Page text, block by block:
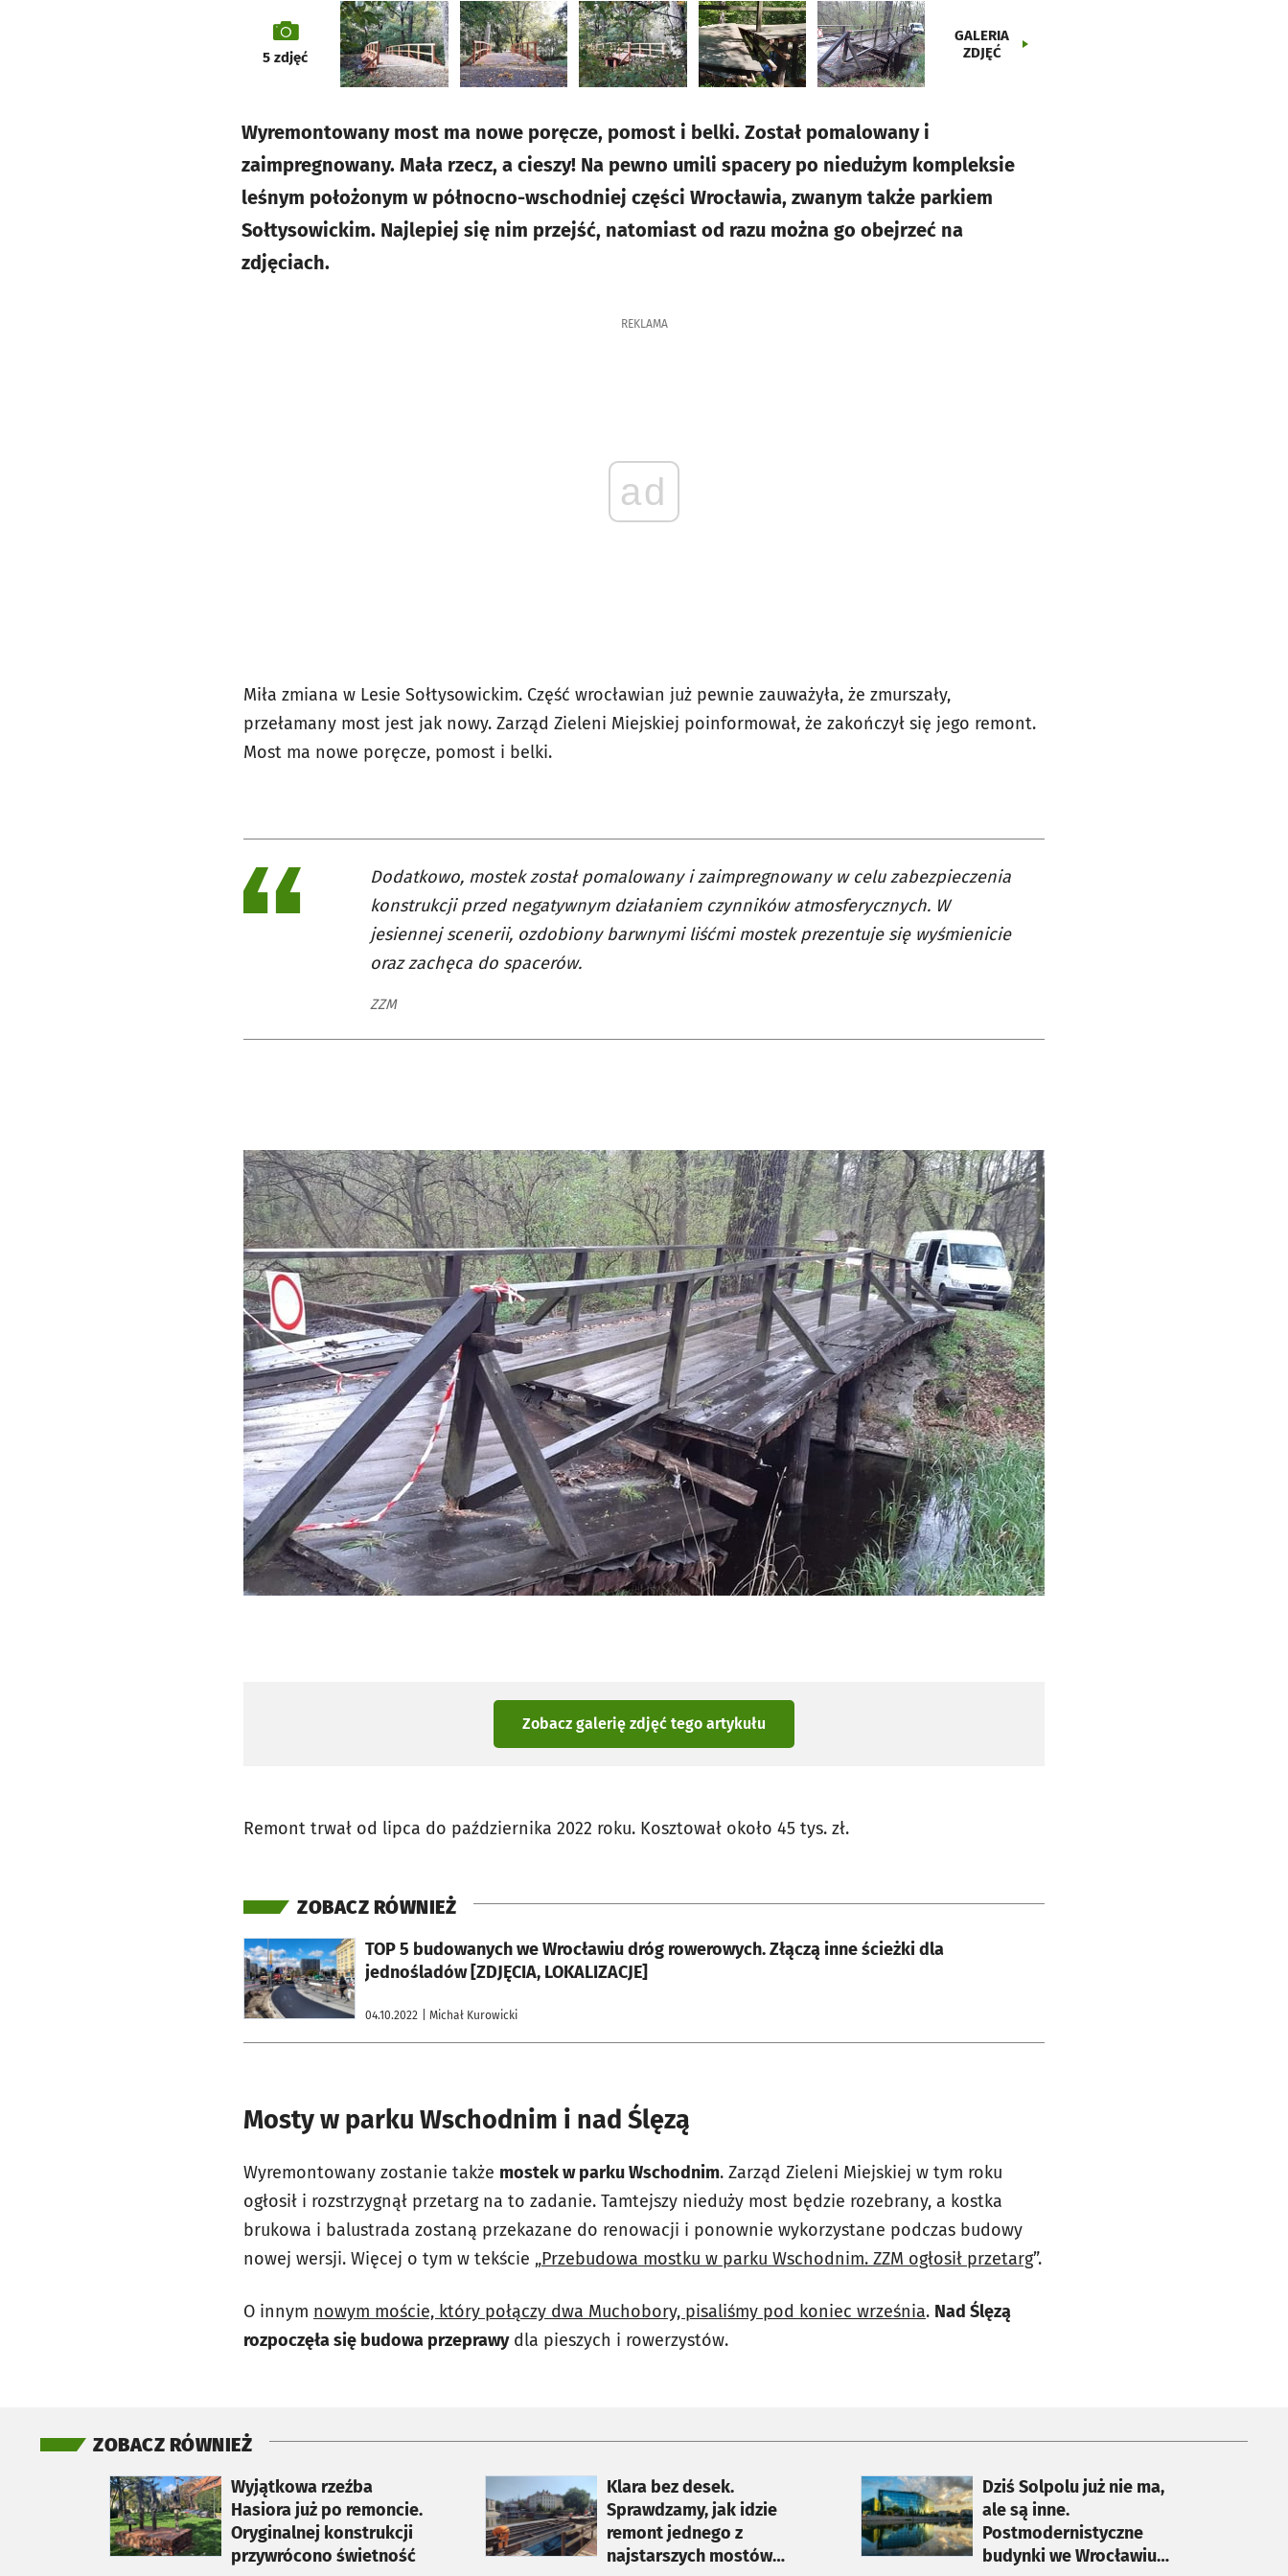
galeria
5 zdjęć
GALERIA
ZDJĘĆ
Wyremontowany most ma nowe poręcze, pomost i belki. Został pomalowany i
zaimpregnowany. Mała rzecz, a cieszy! Na pewno umili spacery po niedużym kompleksie
leśnym położonym w północno-wschodniej części Wrocławia, zwanym także parkiem
Sołtysowickim. Najlepiej się nim przejść, natomiast od razu można go obejrzeć na
zdjęciach.
REKLAMA
ad
Miła zmiana w Lesie Sołtysowickim. Część wrocławian już pewnie zauważyła, że zmurszały,
przełamany most jest jak nowy. Zarząd Zieleni Miejskiej poinformował, że zakończył się jego remont.
Most ma nowe poręcze, pomost i belki.
Dodatkowo, mostek został pomalowany i zaimpregnowany w celu zabezpieczenia
konstrukcji przed negatywnym działaniem czynników atmosferycznych. W
jesiennej scenerii, ozdobiony barwnymi liśćmi mostek prezentuje się wyśmienicie
oraz zachęca do spacerów.
ZZM
Zobacz galerię zdjęć tego artykułu
Remont trwał od lipca do października 2022 roku. Kosztował około 45 tys. zł.
ZOBACZ RÓWNIEŻ
TOP 5 budowanych we Wrocławiu dróg rowerowych. Złączą inne ścieżki dla
jednośladów [ZDJĘCIA, LOKALIZACJE]
04.10.2022 | Michał Kurowicki
otworzy się w nowej karcie
Mosty w parku Wschodnim i nad Ślęzą
Wyremontowany zostanie także mostek w parku Wschodnim. Zarząd Zieleni Miejskiej w tym roku
ogłosił i rozstrzygnął przetarg na to zadanie. Tamtejszy nieduży most będzie rozebrany, a kostka
brukowa i balustrada zostaną przekazane do renowacji i ponownie wykorzystane podczas budowy
nowej wersji. Więcej o tym w tekście „Przebudowa mostku w parku Wschodnim. ZZM ogłosił przetarg”.
O innym nowym moście, który połączy dwa Muchobory, pisaliśmy pod koniec września. Nad Ślęzą
rozpoczęła się budowa przeprawydla pieszych i rowerzystów.
ZOBACZ RÓWNIEŻ
Wyjątkowa rzeźba
Hasiora już po remoncie.
Oryginalnej konstrukcji
przywrócono świetność
otworzy się w nowej karcie
Klara bez desek.
Sprawdzamy, jak idzie
remont jednego z
najstarszych mostów
otworzy się w nowej karcie
Dziś Solpolu już nie ma,
ale są inne.
Postmodernistyczne
budynki we Wrocławiu
otworzy się w nowej karcie